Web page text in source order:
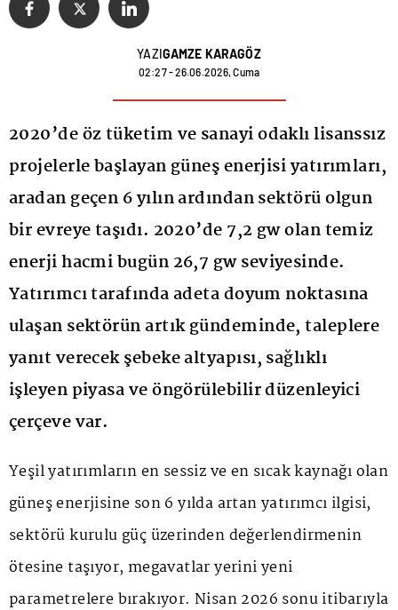
YAZIGAMZE KARAGÖZ
02:27 - 26.06.2026, Cuma
2020’de öz tüketim ve sanayi odaklı lisanssız
projelerle başlayan güneş enerjisi yatırımları,
aradan geçen 6 yılın ardından sektörü olgun
bir evreye taşıdı. 2020’de 7,2 gw olan temiz
enerji hacmi bugün 26,7 gw seviyesinde.
Yatırımcı tarafında adeta doyum noktasına
ulaşan sektörün artık gündeminde, taleplere
yanıt verecek şebeke altyapısı, sağlıklı
işleyen piyasa ve öngörülebilir düzenleyici
çerçeve var.
Yeşil yatırımların en sessiz ve en sıcak kaynağı olan
güneş enerjisine son 6 yılda artan yatırımcı ilgisi,
sektörü kurulu güç üzerinden değerlendirmenin
ötesine taşıyor, megavatlar yerini yeni
parametrelere bırakıyor. Nisan 2026 sonu itibarıyla